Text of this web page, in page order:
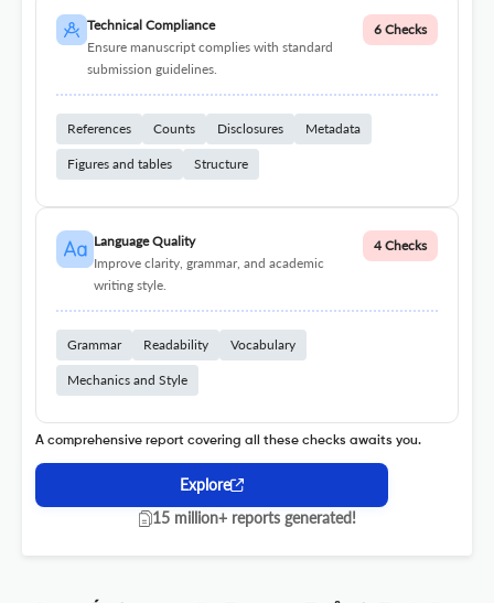
Technical Compliance
Ensure manuscript complies with standard
submission guidelines.
6 Checks
References Counts Disclosures Metadata
Figures and tables Structure
Language Quality
Improve clarity, grammar, and academic
writing style.
4 Checks
Grammar Readability Vocabulary
Mechanics and Style
A comprehensive report covering all these checks awaits you.
Explore
15 million+ reports generated!